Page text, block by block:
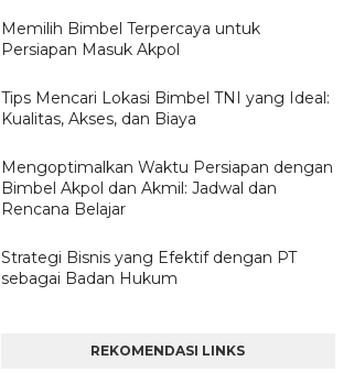
Memilih Bimbel Terpercaya untuk
Persiapan Masuk Akpol
Tips Mencari Lokasi Bimbel TNI yang Ideal:
Kualitas, Akses, dan Biaya
Mengoptimalkan Waktu Persiapan dengan
Bimbel Akpol dan Akmil: Jadwal dan
Rencana Belajar
Strategi Bisnis yang Efektif dengan PT
sebagai Badan Hukum
REKOMENDASI LINKS